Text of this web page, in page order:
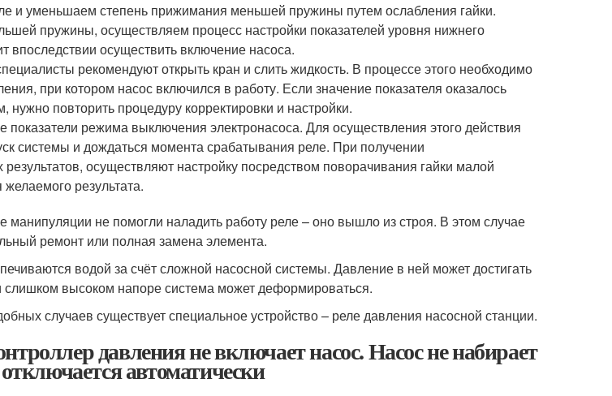
и уменьшаем степень прижимания меньшей пружины путем ослабления гайки.
пружины, осуществляем процесс настройки показателей уровня нижнего
впоследствии осуществить включение насоса.
рекомендуют открыть кран и слить жидкость. В процессе этого необходимо
при котором насос включился в работу. Если значение показателя оказалось
нужно повторить процедуру корректировки и настройки.
режима выключения электронасоса. Для осуществления этого действия
системы и дождаться момента срабатывания реле. При получении
результатов, осуществляют настройку посредством поворачивания гайки малой
результата.
не помогли наладить работу реле – оно вышло из строя. В этом случае
ремонт или полная замена элемента.
водой за счёт сложной насосной системы. Давление в ней может достигать
слишком высоком напоре система может деформироваться.
случаев существует специальное устройство – реле давления насосной станции.
давления не включает насос. Насос не набирает
автоматически